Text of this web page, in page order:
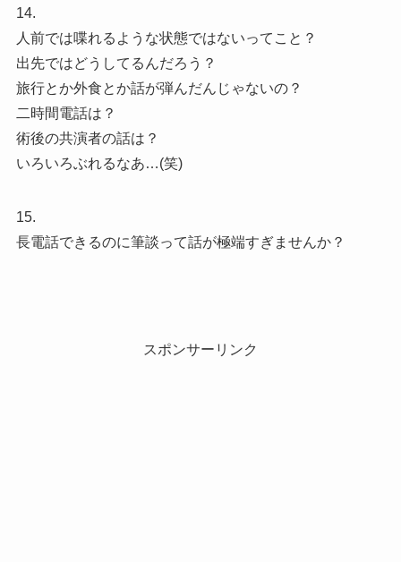
14.
人前では喋れるような状態ではないってこと？
出先ではどうしてるんだろう？
旅行とか外食とか話が弾んだんじゃないの？
二時間電話は？
術後の共演者の話は？
いろいろぶれるなあ…(笑)
15.
長電話できるのに筆談って話が極端すぎませんか？
スポンサーリンク